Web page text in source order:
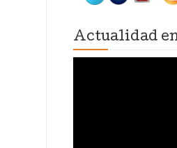
Actualidad